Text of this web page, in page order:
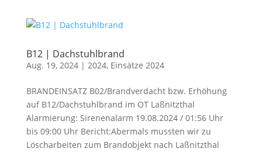
B12 | Dachstuhlbrand
Aug. 19, 2024| 2024, Einsätze 2024
BRANDEINSATZ B02/Brandverdacht bzw. Erhöhung
auf B12/Dachstuhlbrand im OT Laßnitzthal
Alarmierung: Sirenenalarm 19.08.2024 / 01:56 Uhr
bis 09:00 Uhr Bericht:Abermals mussten wir zu
Löscharbeiten zum Brandobjekt nach Laßnitzthal